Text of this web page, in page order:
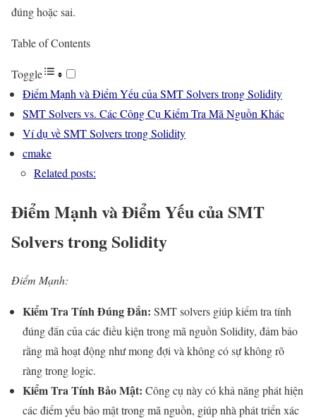
đúng hoặc sai.
Table of Contents
Toggle
Điểm Mạnh và Điểm Yếu của SMT Solvers trong Solidity
SMT Solvers vs. Các Công Cụ Kiểm Tra Mã Nguồn Khác
Ví dụ về SMT Solvers trong Solidity
cmake
Related posts:
Điểm Mạnh và Điểm Yếu của SMT
Solvers trong Solidity
Điểm Mạnh:
Kiểm Tra Tính Đúng Đắn: SMT solvers giúp kiểm tra tính
đúng đắn của các điều kiện trong mã nguồn Solidity, đảm bảo
rằng mã hoạt động như mong đợi và không có sự không rõ
ràng trong logic.
Kiểm Tra Tính Bảo Mật: Công cụ này có khả năng phát hiện
các điểm yếu bảo mật trong mã nguồn, giúp nhà phát triển xác